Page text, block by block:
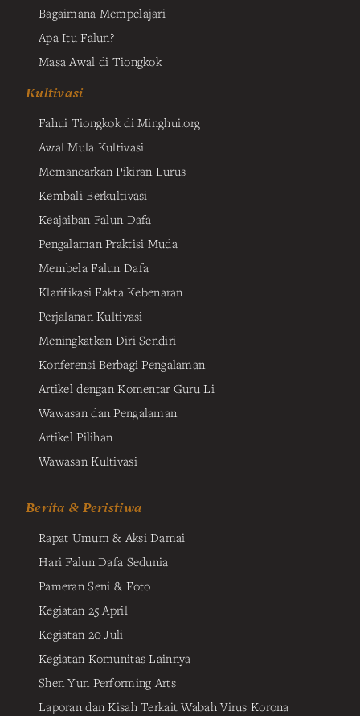
Bagaimana Mempelajari
Apa Itu Falun?
Masa Awal di Tiongkok
Kultivasi
Fahui Tiongkok di Minghui.org
Awal Mula Kultivasi
Memancarkan Pikiran Lurus
Kembali Berkultivasi
Keajaiban Falun Dafa
Pengalaman Praktisi Muda
Membela Falun Dafa
Klarifikasi Fakta Kebenaran
Perjalanan Kultivasi
Meningkatkan Diri Sendiri
Konferensi Berbagi Pengalaman
Artikel dengan Komentar Guru Li
Wawasan dan Pengalaman
Artikel Pilihan
Wawasan Kultivasi
Berita & Peristiwa
Rapat Umum & Aksi Damai
Hari Falun Dafa Sedunia
Pameran Seni & Foto
Kegiatan 25 April
Kegiatan 20 Juli
Kegiatan Komunitas Lainnya
Shen Yun Performing Arts
Laporan dan Kisah Terkait Wabah Virus Korona